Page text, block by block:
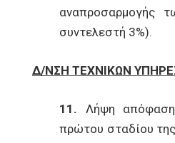
αναπροσαρμογής
συντελεστή 3%).
Δ/ΝΣΗ ΤΕΧΝΙΚΩΝ
11. Λήψη
πρώτου σταδίου